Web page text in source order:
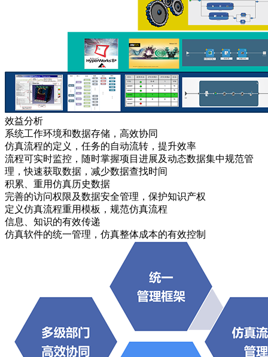
效益分析
系统工作环境和数据存储，高效协同
仿真流程的定义，任务的自动流转，提升效率
流程可实时监控，随时掌握项目进展及动态数据集中规范管
理，快速获取数据，减少数据查找时间
积累、重用仿真历史数据
完善的访问权限及数据安全管理，保护知识产权
定义仿真流程重用模板，规范仿真流程
信息、知识的有效传递
仿真软件的统一管理，仿真整体成本的有效控制